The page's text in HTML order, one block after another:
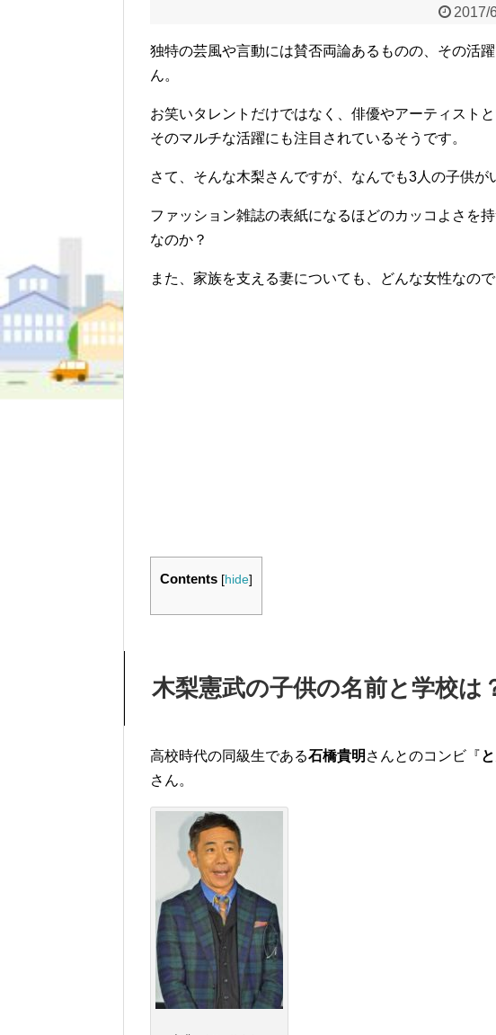
2017/
独特の芸風や言動には賛否両論あるものの、その活
ん。
お笑いタレントだけではなく、俳優やアーティスト
そのマルチな活躍にも注目されているそうです。
さて、そんな木梨さんですが、なんでも3人の子供が
ファッション雑誌の表紙になるほどのカッコよさを
なのか？
また、家族を支える妻についても、どんな女性なの
Contents [hide]
木梨憲武の子供の名前と学校は
高校時代の同級生である石橋貴明 さんとのコンビ『
さん。